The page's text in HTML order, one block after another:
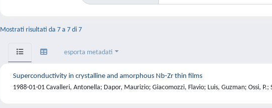
Mostrati risultati da 7 a 7 di 7
esporta metadati
Superconductivity in crystalline and amorphous Nb-Zr thin films
1988-01-01 Cavalleri, Antonella; Dapor, Maurizio; Giacomozzi, Flavio; Luis, Guzman; Ossi, P.;